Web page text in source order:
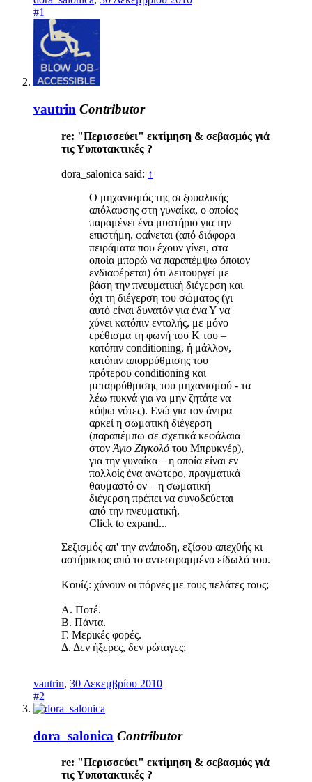
#1
vautrin Contributor
re: "Περισσεύει" εκτίμηση & σεβασμός γιά
τις Υυποτακτικές ?
dora_salonica said: ↑
Ο μηχανισμός της σεξουαλικής
απόλαυσης στη γυναίκα, ο οποίος
παραμένει ένα μυστήριο για την
επιστήμη, φαίνεται (από διάφορα
πειράματα που έχουν γίνει, στα
οποία μπορώ να παραπέμψω όποιον
ενδιαφέρεται) ότι λειτουργεί με
βάση την πνευματική διέγερση και
όχι τη διέγερση του σώματος (γι
αυτό είναι δυνατόν για ένα Υ να
χύνει κατόπιν εντολής, με μόνο
ερέθισμα τη φωνή του Κ του –
κατόπιν conditioning, ή μάλλον,
κατόπιν απορρύθμισης του
πρότερου conditioning και
μεταρρύθμισης του μηχανισμού - τα
λέω πυκνά για να μην ζητάτε να
κόψω νότες). Ενώ για τον άντρα
αρκεί η σωματική διέγερση
(παραπέμπω σε σχετικά κεφάλαια
στον Άγιο Ζιγκολό του Μπρυκνέρ),
για την γυναίκα – η οποία είναι εν
πολλοίς ένα ανώτερο, πραγματικά
θαυμαστό ον – η σωματική
διέγερση πρέπει να συνοδεύεται
από την πνευματική.
Click to expand...
Σεξισμός απ' την ανάποδη, εξίσου απεχθής κι
αστήρικτος από το αντεστραμμένο είδωλό του.
Κουίζ: χύνουν οι πόρνες με τους πελάτες τους;
Α. Ποτέ.
Β. Πάντα.
Γ. Μερικές φορές.
Δ. Δεν ήξερες, δεν ρώταγες;
vautrin, 30 Δεκεμβρίου 2010
#2
dora_salonica Contributor
re: "Περισσεύει" εκτίμηση & σεβασμός γιά
τις Υυποτακτικές ?